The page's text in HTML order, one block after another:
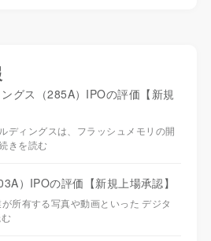
グス（285A）IPOの評価【新規
ディングスは、フラッシュメモリの開
きを読む
）IPOの評価【新規上場承認】
所有する写真や動画といった デジタ